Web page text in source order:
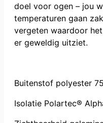
doel voor ogen – jou
temperaturen gaan
vergeten waardoor
er geweldig uitziet.
Buitenstof polyester
Isolatie Polartec®